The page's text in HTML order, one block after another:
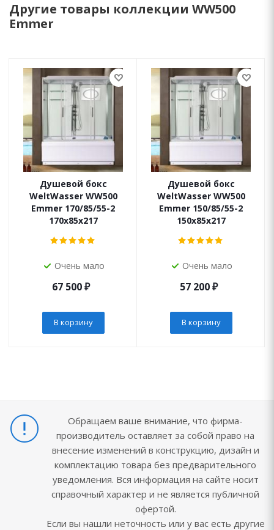
Другие товары коллекции WW500
Emmer
Душевой бокс
WeltWasser WW500
Emmer 170/85/55-2
170х85х217
Очень мало
67 500₽
В корзину
Душевой бокс
WeltWasser WW500
Emmer 150/85/55-2
150х85х217
Очень мало
57 200₽
В корзину
Обращаем ваше внимание, что фирма-
производитель оставляет за собой право на
внесение изменений в конструкцию, дизайн и
комплектацию товара без предварительного
уведомления. Вся информация на сайте носит
справочный характер и не является публичной
офертой.
Если вы нашли неточность или у вас есть другие